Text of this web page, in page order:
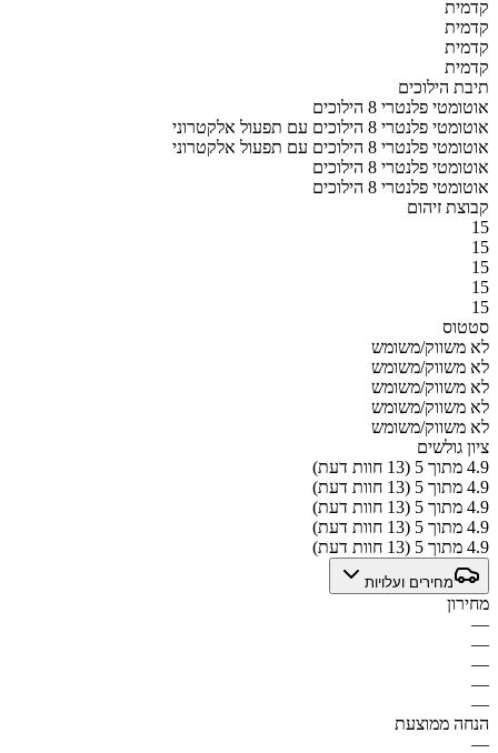
קדמית
קדמית
קדמית
קדמית
תיבת הילוכים
אוטומטי פלנטרי 8 הילוכים
אוטומטי פלנטרי 8 הילוכים עם תפעול אלקטרוני
אוטומטי פלנטרי 8 הילוכים עם תפעול אלקטרוני
אוטומטי פלנטרי 8 הילוכים
אוטומטי פלנטרי 8 הילוכים
קבוצת זיהום
15
15
15
15
15
סטטוס
לא משווק/משומש
לא משווק/משומש
לא משווק/משומש
לא משווק/משומש
לא משווק/משומש
ציון גולשים
4.9 מתוך 5 (13 חוות דעת)
4.9 מתוך 5 (13 חוות דעת)
4.9 מתוך 5 (13 חוות דעת)
4.9 מתוך 5 (13 חוות דעת)
4.9 מתוך 5 (13 חוות דעת)
מחירים ועלויות
מחירון
—
—
—
—
—
הנחה ממוצעת
—